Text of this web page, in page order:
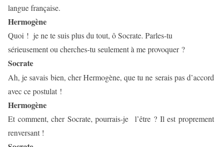
langue française.
Hermogène
Quoi ! je ne te suis plus du tout, ô Socrate. Parles-tu
sérieusement ou cherches-tu seulement à me provoquer ?
Socrate
Ah, je savais bien, cher Hermogène, que tu ne serais pas d’accord
avec ce postulat !
Hermogène
Et comment, cher Socrate, pourrais-je
l’être ? Il est proprement
renversant !